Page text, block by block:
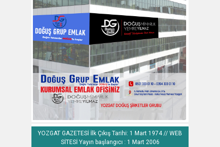
YOZGAT GAZETESİ İlk Çıkış Tarihi: 1 Mart 1974 // WEB
SİTESİ Yayın başlangıcı : 1 Mart 2006